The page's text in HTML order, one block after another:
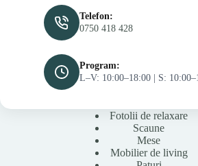
Telefon:
0750 418 428
Program:
L–V: 10:00–18:00 | S:
Fotolii de relaxare
Scaune
Mese
Mobilier de living